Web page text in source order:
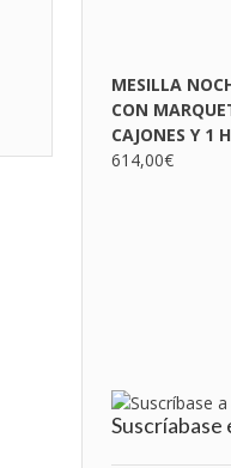
MESILLA
CON
CAJONES Y 1
614,00€
Suscríabase